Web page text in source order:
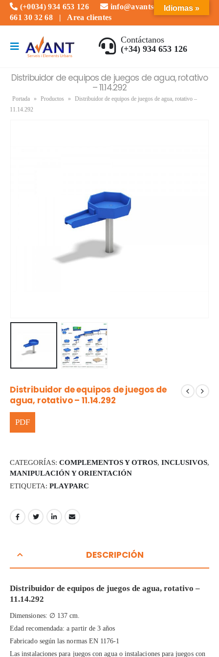
(+0034) 934 653 126
info@avantserveis.com
661 30 32 68 | Area clientes
Contáctanos
(+34) 934 653 126
Distribuidor de equipos de juegos de agua, rotativo
– 11.14.292
Portada » Productos » Distribuidor de equipos de juegos de agua, rotativo –
11.14.292
Distribuidor de equipos de juegos de
agua, rotativo – 11.14.292
CATEGORÍAS: COMPLEMENTOS Y OTROS, INCLUSIVOS,
MANIPULACIÓN Y ORIENTACIÓN
ETIQUETA: PLAYPARC
DESCRIPCIÓN
Distribuidor de equipos de juegos de agua, rotativo –
11.14.292
Dimensiones: ∅ 137 cm.
Edad recomendada: a partir de 3 años
Fabricado según las normas EN 1176-1
Las instalaciones para juegos con agua o instalaciones para juegos con
Idiomas »